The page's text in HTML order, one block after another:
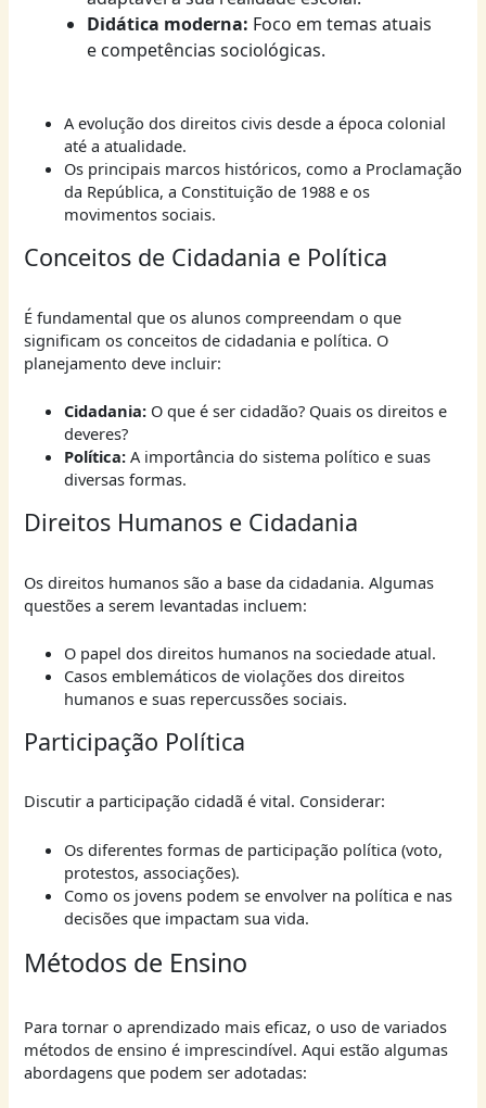
Didática moderna: Foco em temas atuais
e competências sociológicas.
A evolução dos direitos civis desde a época colonial
até a atualidade.
Os principais marcos históricos, como a Proclamação
da República, a Constituição de 1988 e os
movimentos sociais.
Conceitos de Cidadania e Política
É fundamental que os alunos compreendam o que
significam os conceitos de cidadania e política. O
planejamento deve incluir:
Cidadania:O que é ser cidadão? Quais os direitos e
deveres?
Política:A importância do sistema político e suas
diversas formas.
Direitos Humanos e Cidadania
Os direitos humanos são a base da cidadania. Algumas
questões a serem levantadas incluem:
O papel dos direitos humanos na sociedade atual.
Casos emblemáticos de violações dos direitos
humanos e suas repercussões sociais.
Participação Política
Discutir a participação cidadã é vital. Considerar:
Os diferentes formas de participação política (voto,
protestos, associações).
Como os jovens podem se envolver na política e nas
decisões que impactam sua vida.
Métodos de Ensino
Para tornar o aprendizado mais eficaz, o uso de variados
métodos de ensino é imprescindível. Aqui estão algumas
abordagens que podem ser adotadas: